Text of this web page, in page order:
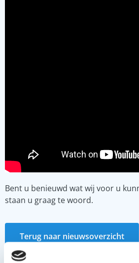
Bent u benieuwd wat wij voor u
staan u graag te woord.
Terug naar nieuwsoverzicht